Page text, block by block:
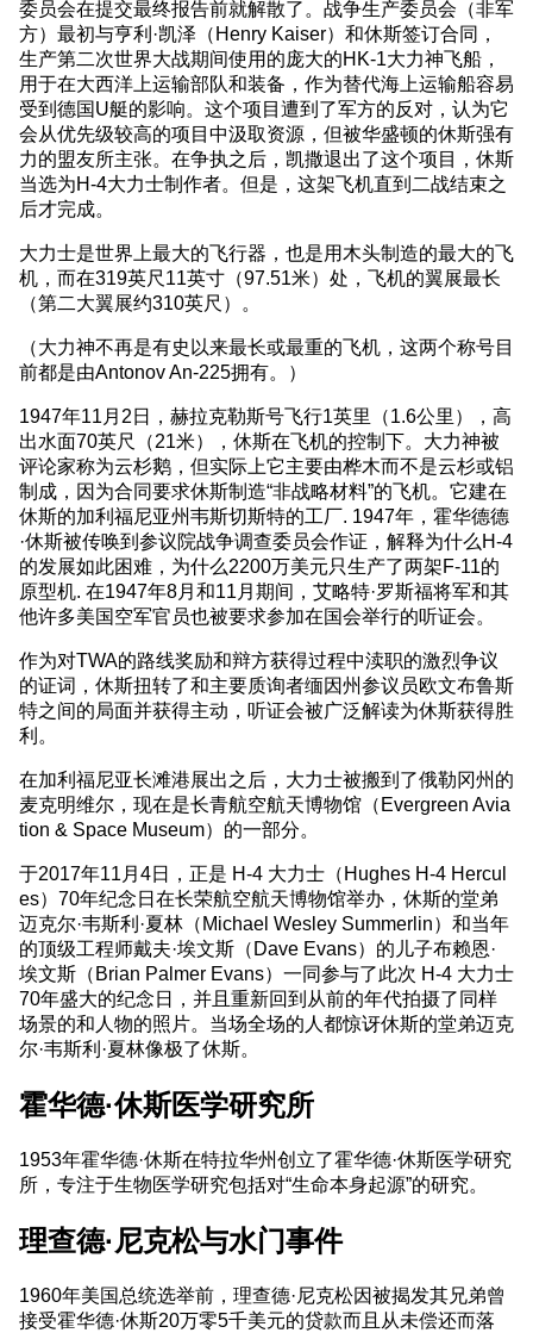
委员会在提交最终报告前就解散了。战争生产委员会（非军
方）最初与亨利·凯泽（Henry Kaiser）和休斯签订合同，
生产第二次世界大战期间使用的庞大的HK-1大力神飞船，
用于在大西洋上运输部队和装备，作为替代海上运输船容易
受到德国U艇的影响。这个项目遭到了军方的反对，认为它
会从优先级较高的项目中汲取资源，但被华盛顿的休斯强有
力的盟友所主张。在争执之后，凯撒退出了这个项目，休斯
当选为H-4大力士制作者。但是，这架飞机直到二战结束之
后才完成。
大力士是世界上最大的飞行器，也是用木头制造的最大的飞
机，而在319英尺11英寸（97.51米）处，飞机的翼展最长
（第二大翼展约310英尺）。
（大力神不再是有史以来最长或最重的飞机，这两个称号目
前都是由Antonov An-225拥有。）
1947年11月2日，赫拉克勒斯号飞行1英里（1.6公里），高
出水面70英尺（21米），休斯在飞机的控制下。大力神被
评论家称为云杉鹅，但实际上它主要由桦木而不是云杉或铝
制成，因为合同要求休斯制造“非战略材料”的飞机。它建在
休斯的加利福尼亚州韦斯切斯特的工厂. 1947年，霍华德德
·休斯被传唤到参议院战争调查委员会作证，解释为什么H-4
的发展如此困难，为什么2200万美元只生产了两架F-11的
原型机. 在1947年8月和11月期间，艾略特·罗斯福将军和其
他许多美国空军官员也被要求参加在国会举行的听证会。
作为对TWA的路线奖励和辩方获得过程中渎职的激烈争议
的证词，休斯扭转了和主要质询者缅因州参议员欧文布鲁斯
特之间的局面并获得主动，听证会被广泛解读为休斯获得胜
利。
在加利福尼亚长滩港展出之后，大力士被搬到了俄勒冈州的
麦克明维尔，现在是长青航空航天博物馆（Evergreen Avia
tion & Space Museum）的一部分。
于2017年11月4日，正是 H-4 大力士（Hughes H-4 Hercul
es）70年纪念日在长荣航空航天博物馆举办，休斯的堂弟
迈克尔·韦斯利·夏林（Michael Wesley Summerlin）和当年
的顶级工程师戴夫·埃文斯（Dave Evans）的儿子布赖恩·
埃文斯（Brian Palmer Evans）一同参与了此次 H-4 大力士
70年盛大的纪念日，并且重新回到从前的年代拍摄了同样
场景的和人物的照片。当场全场的人都惊讶休斯的堂弟迈克
尔·韦斯利·夏林像极了休斯。
霍华德·休斯医学研究所
1953年霍华德·休斯在特拉华州创立了霍华德·休斯医学研究
所，专注于生物医学研究包括对“生命本身起源”的研究。
理查德·尼克松与水门事件
1960年美国总统选举前，理查德·尼克松因被揭发其兄弟曾
接受霍华德·休斯20万零5千美元的贷款而且从未偿还而落